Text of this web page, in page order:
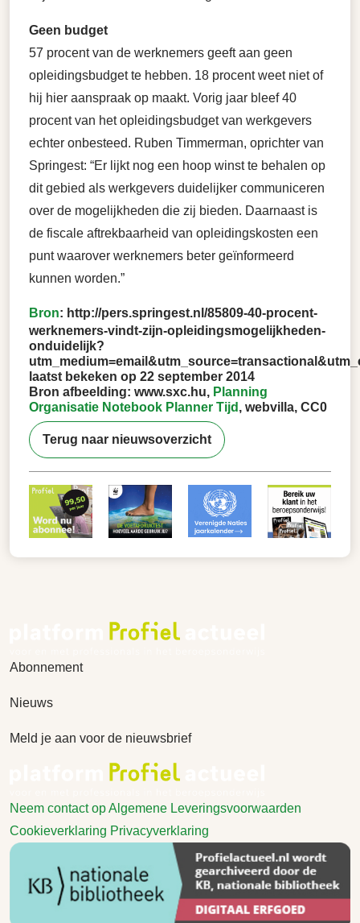
Geen budget
57 procent van de werknemers geeft aan geen
opleidingsbudget te hebben. 18 procent weet niet of
hij hier aanspraak op maakt. Vorig jaar bleef 40
procent van het opleidingsbudget van werkgevers
echter onbesteed. Ruben Timmerman, oprichter van
Springest: “Er lijkt nog een hoop winst te behalen op
dit gebied als werkgevers duidelijker communiceren
over de mogelijkheden die zij bieden. Daarnaast is
de fiscale aftrekbaarheid van opleidingskosten een
punt waarover werknemers beter geïnformeerd
kunnen worden.”
Bron: http://pers.springest.nl/85809-40-procent-
werknemers-vindt-zijn-opleidingsmogelijkheden-
onduidelijk?
laatst bekeken op 22 september 2014
Bron afbeelding: www.sxc.hu, Planning
Organisatie Notebook Planner Tijd , webvilla, CC0
Terug naar nieuwsoverzicht
Abonnement
Nieuws
Meld je aan voor de nieuwsbrief
Neem contact opAlgemene Leveringsvoorwaarden
Cookieverklaring Privacyverklaring